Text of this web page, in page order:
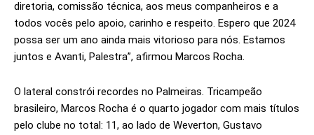
diretoria, comissão técnica, aos meus companheiros e a
todos vocês pelo apoio, carinho e respeito. Espero que 2024
possa ser um ano ainda mais vitorioso para nós. Estamos
juntos e Avanti, Palestra”, afirmou Marcos Rocha.
O lateral constrói recordes no Palmeiras. Tricampeão
brasileiro, Marcos Rocha é o quarto jogador com mais títulos
pelo clube no total: 11, ao lado de Weverton, Gustavo